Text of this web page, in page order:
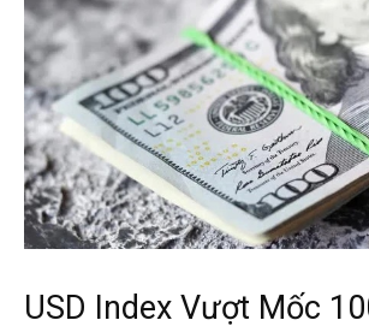
USD Index Vượt Mốc